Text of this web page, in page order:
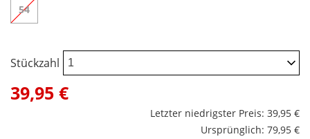
54
Stückzahl
39,95 €
Letzter niedrigster Preis: 39,95 €
Ursprünglich: 79,95 €